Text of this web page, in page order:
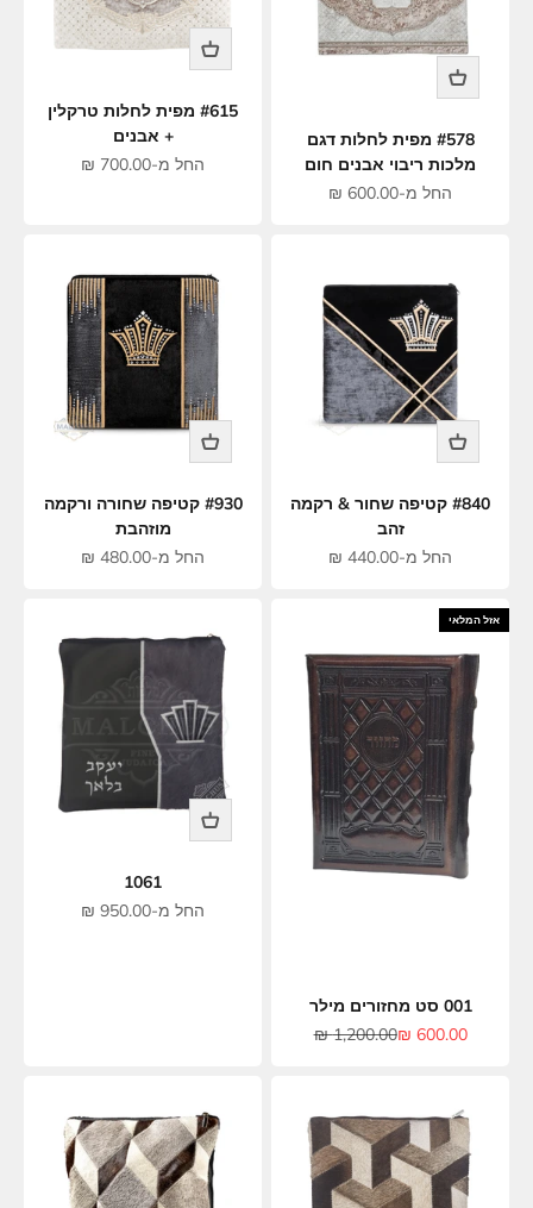
#578 מפית לחלות דגם
מלכות ריבוי אבנים חום
מחיר מבצע
החל מ-600.00 ₪
#615 מפית לחלות טרקלין
+ אבנים
מחיר מבצע
החל מ-700.00 ₪
#840 קטיפה שחור & רקמה
זהב
מחיר מבצע
החל מ-440.00 ₪
#930 קטיפה שחורה ורקמה
מוזהבת
מחיר מבצע
החל מ-480.00 ₪
אזל המלאי
001 סט מחזורים מילר
מחיר מבצע
600.00 ₪ מחיר רגיל
1,200.00 ₪
1061
מחיר מבצע
החל מ-950.00 ₪